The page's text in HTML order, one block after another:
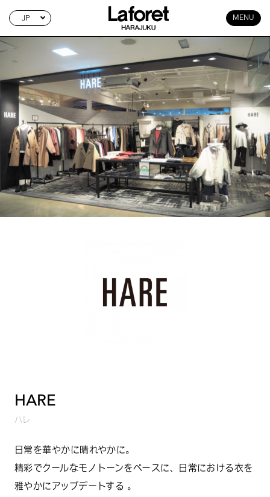
JP MENU
HARE
ハレ
日常を華やかに晴れやかに。
精彩でクールなモノトーンをベースに、日常における衣を
雅やかにアップデートする 。